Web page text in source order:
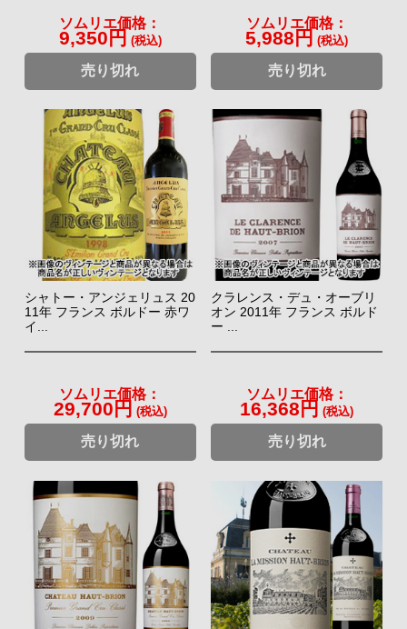
ソムリエ価格：
9,350円 (税込)
売り切れ
ソムリエ価格：
5,988円 (税込)
売り切れ
シャトー・アンジェリュス 20
11年 フランス ボルドー 赤ワ
イ...
ソムリエ価格：
29,700円 (税込)
売り切れ
クラレンス・デュ・オーブリ
オン 2011年 フランス ボルド
ー ...
ソムリエ価格：
16,368円 (税込)
売り切れ